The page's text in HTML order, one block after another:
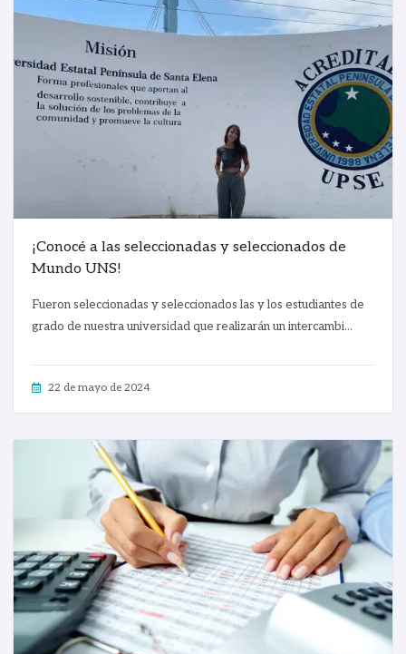
¡Conocé a las seleccionadas y seleccionados de
Mundo UNS!
Fueron seleccionadas y seleccionados las y los estudiantes de
grado de nuestra universidad que realizarán un intercambi...
22 de mayo de 2024